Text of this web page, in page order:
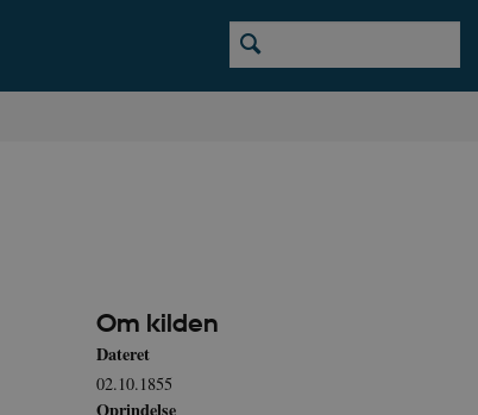
Om kilden
Dateret
02.10.1855